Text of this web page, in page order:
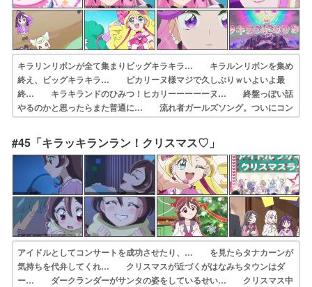
キラリンリボンが全て集まりビッグキラキラ… キラルンリボンを集め
終え、ビッグキラキラ… ピカリーヌ様マジで久しぶりｗいよいよ最
終… キラキランドのひみつ！ヒカリーーーーーヌ… 終盤っぽい話
やるのかと思ったらまた普通に… 流れ者ガールズソング。ついにコン
プ、キラ… 今回はスマホ型ダークランダーのデザインを… 前田敦
子がキリストであるように、アイドル… 人間のキラキラからキラキラ
ンドができてい… キラキランドへ行くことが出来るのはナマモ…
#45「キラッキランラン！クリスマス♡」
アイドルとしてコンサートを成功させたり、… を見たらタナカーンが
気持ちを代弁してくれ… クリスマスが近づくがはなみちタウンはダ
ー… ダークランダーがサンタの姿をしているせい… クリスマス中